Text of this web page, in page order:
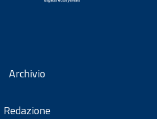
Archivio
Redazione